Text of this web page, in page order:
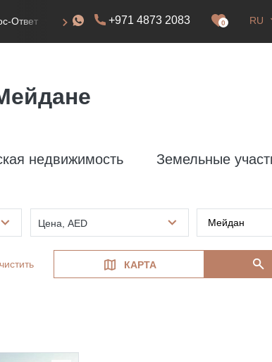
Ответ ВНЖ +971 4873 2083 0 RU
недвижимость Земельные
Цена, AED
КАРТА